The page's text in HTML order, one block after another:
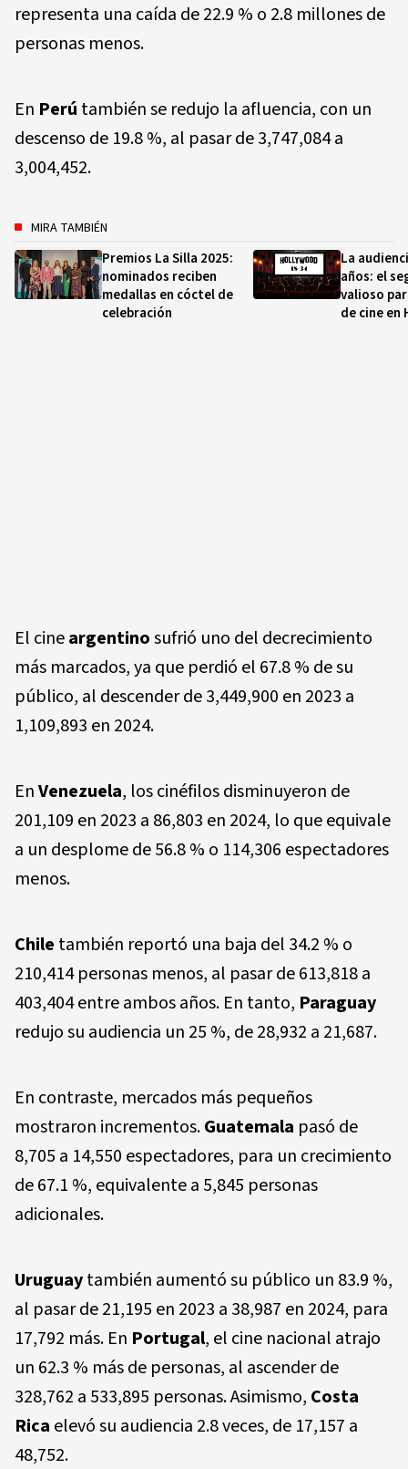
representa una caída de 22.9 % o 2.8 millones de
personas menos.
En Perú también se redujo la afluencia, con un
descenso de 19.8 %, al pasar de 3,747,084 a
3,004,452.
MIRA TAMBIÉN
Premios La Silla 2025:
nominados reciben
medallas en cóctel de
celebración
La
años: el
valioso
de cine en
El cineargentinosufrió uno del decrecimiento
más marcados, ya que perdió el 67.8 % de su
público, al descender de 3,449,900 en 2023 a
1,109,893 en 2024.
EnVenezuela, los cinéfilos disminuyeron de
201,109 en 2023 a 86,803 en 2024, lo que equivale
a un desplome de 56.8 % o 114,306 espectadores
menos.
Chile también reportó una baja del 34.2 % o
210,414 personas menos, al pasar de 613,818 a
403,404 entre ambos años. En tanto, Paraguay
redujo su audiencia un 25 %, de 28,932 a 21,687.
En contraste, mercados más pequeños
mostraron incrementos.Guatemala pasó de
8,705 a 14,550 espectadores, para un crecimiento
de 67.1 %, equivalente a 5,845 personas
adicionales.
Uruguaytambién aumentó su público un 83.9 %,
al pasar de 21,195 en 2023 a 38,987 en 2024, para
17,792 más. En Portugal, el cine nacional atrajo
un 62.3 % más de personas, al ascender de
328,762 a 533,895 personas. Asimismo, Costa
Rica elevó su audiencia 2.8 veces, de 17,157 a
48,752.